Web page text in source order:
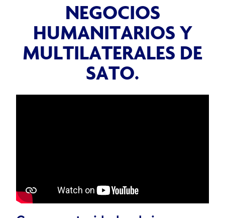
NEGOCIOS
HUMANITARIOS Y
MULTILATERALES DE
SATO.